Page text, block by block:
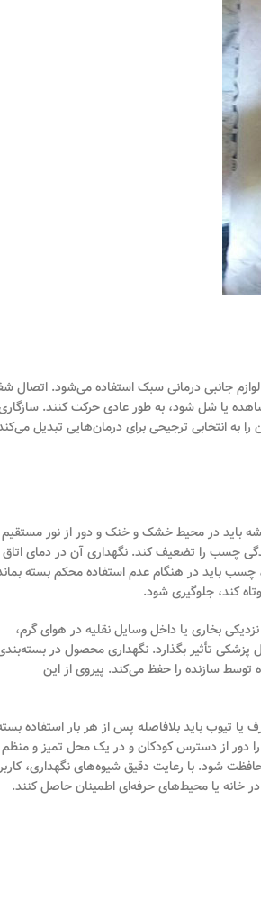
جانبی درمانی سبک استفاده می‌شود. اتصال
یا شل شود، به طور عادی حرکت کنند.
انتخابی ترجیحی برای درمان‌هایی تبدیل
باید در محیط خشک و خنک و دور از نور مستقیم
چسب را تضعیف کند. نگهداری آن در دمای اتاق
باید در هنگام عدم استفاده محکم بسته
کند، جلوگیری شود.
بخاری یا داخل وسایل نقلیه در هوای گرم،
تأثیر بگذارد. نگهداری محصول در
سازنده را حفظ می‌کند. پیروی از این
باید بلافاصله پس از هر بار استفاده
دور از دسترس کودکان و در یک محل تمیز و منظم
شود. با رعایت دقیق شیوه‌های نگهداری،
خانه یا محیط‌های حرفه‌ای اطمینان حاصل کنند.